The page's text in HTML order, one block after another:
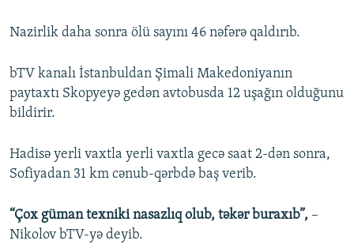
Nazirlik daha sonra ölü sayını 46 nəfərə qaldırıb.
bTV kanalı İstanbuldan Şimali Makedoniyanın
paytaxtı Skopyeyə gedən avtobusda 12 uşağın olduğunu
bildirir.
Hadisə yerli vaxtla yerli vaxtla gecə saat 2-dən sonra,
Sofiyadan 31 km cənub-qərbdə baş verib.
“Çox güman texniki nasazlıq olub, təkər buraxıb”, –
Nikolov bTV-yə deyib.